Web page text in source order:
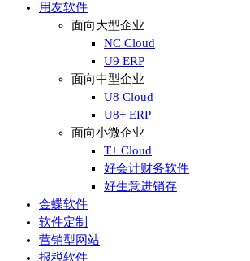
用友软件
面向大型企业
NC Cloud
U9 ERP
面向中型企业
U8 Cloud
U8+ ERP
面向小微企业
T+ Cloud
好会计财务软件
好生意进销存
金蝶软件
软件定制
营销型网站
报税软件